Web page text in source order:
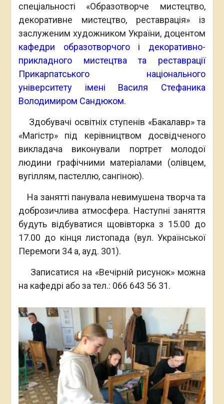
спеціальності «Образотворче мистецтво,
декоративне мистецтво, реставрація» із
заслуженим художником України, доцентом
кафедри образотворчого і декоративно-
прикладного мистецтва та реставрації
Прикарпатського національного
університету імені Василя Стефаника
Володимиром Сандюком.
Здобувачі освітніх ступенів «Бакалавр» та
«Магістр» під керівництвом досвідченого
викладача виконували портрет молодої
людини графічними матеріалами (олівцем,
вугіллям, пастеллю, сангіною).
На занятті панувала невимушена творча та
доброзичлива атмосфера. Наступні заняття
будуть відбуватися щовівторка з 15.00 до
17.00 до кінця листопада (вул. Української
Перемоги 34 а, ауд. 301).
Записатися на «Вечірній рисунок» можна
на кафедрі або за тел.: 066 643 56 31.